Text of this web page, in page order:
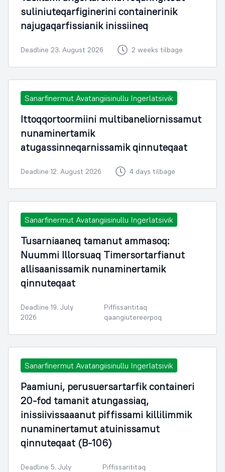
suliniuteqarfiginerini containerinik
najugaqarfissianik inissiineq
Deadline 23. August 2026 2 weeks tilbage
Sanarfinermut Avatangiisinullu Ingerlatsivik
Ittoqqortoormiini multibaneliornissamut
nunaminertamik
atugassinneqarnissamik qinnuteqaat
Deadline 12. August 2026 4 days tilbage
Sanarfinermut Avatangiisinullu Ingerlatsivik
Tusarniaaneq tamanut ammasoq:
Nuummi Illorsuaq Timersortarfianut
allisaanissamik nunaminertamik
qinnuteqaat
Deadline 19. July
2026
Piffissarititaq
qaangiutereerpoq
Sanarfinermut Avatangiisinullu Ingerlatsivik
Paamiuni, perusuersartarfik containeri
20-fod tamanit atungassiaq,
inissiivissaaanut piffissami killilimmik
nunaminertamut atuinissamut
qinnuteqaat (B-106)
Deadline 5. July
Piffissarititaq